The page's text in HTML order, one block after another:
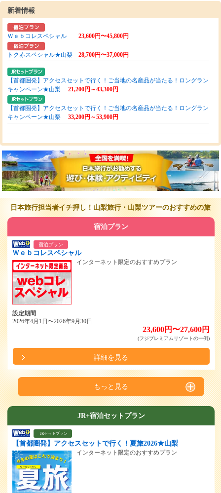
新着情報
Ｗｅｂコレスペシャル 23,600円〜45,800円
トク赤スペシャル★山梨 28,700円〜37,000円
【首都圏発】アクセスセットで行く！ご当地の名産品が当たる！ロングラン
キャンペーン★山梨
21,200円～43,300円
【首都圏発】アクセスセットで行く！ご当地の名産品が当たる！ロングラン
キャンペーン★山梨
33,200円～53,900円
日本旅行担当者イチ押し！山梨旅行・山梨ツアーのおすすめの旅
宿泊プラン
宿泊プラン
Ｗｅｂコレスペシャル
インターネット限定のおすすめプラン
設定期間
2026年4月1日〜2026年9月30日
23,600円〜27,600円
(フジプレミアムリゾートの一例)
詳細を見る
もっと見る
JR+宿泊セットプラン
JRセットプラン
【首都圏発】アクセスセットで行く！夏旅2026★山梨
インターネット限定のおすすめプラン